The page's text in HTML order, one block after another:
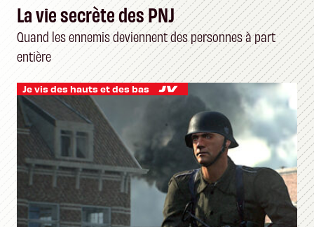
La vie secrète des PNJ
Quand les ennemis deviennent des personnes à part
entière
Je vis des hauts et des bas